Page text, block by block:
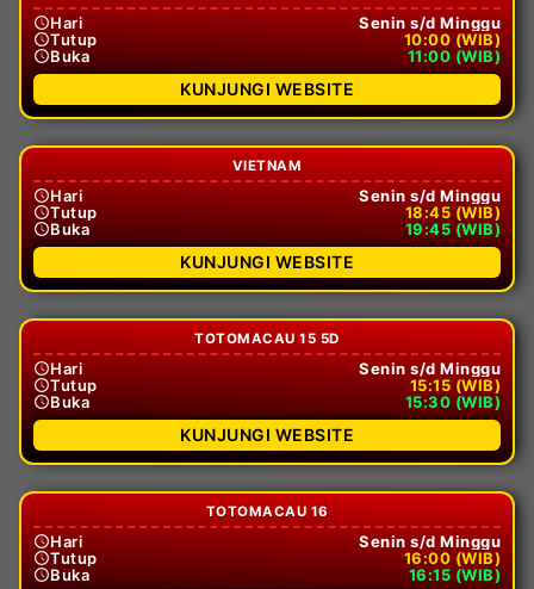
Hari
Senin s/d Minggu
Tutup
10:00 (WIB)
Buka
11:00 (WIB)
KUNJUNGI WEBSITE
VIETNAM
Hari
Senin s/d Minggu
Tutup
18:45 (WIB)
Buka
19:45 (WIB)
KUNJUNGI WEBSITE
TOTOMACAU 15 5D
Hari
Senin s/d Minggu
Tutup
15:15 (WIB)
Buka
15:30 (WIB)
KUNJUNGI WEBSITE
TOTOMACAU 16
Hari
Senin s/d Minggu
Tutup
16:00 (WIB)
Buka
16:15 (WIB)